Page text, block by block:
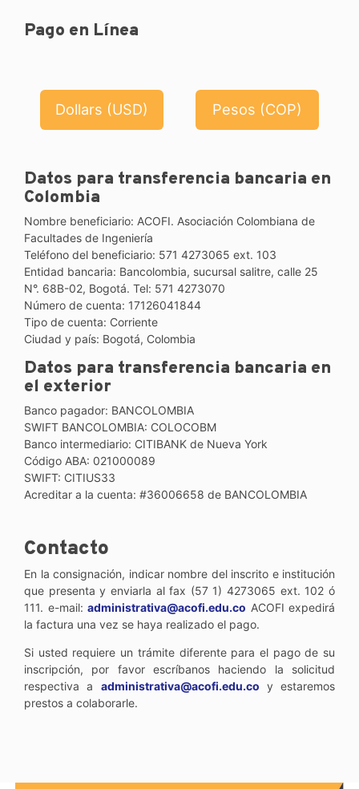
Pago en Línea
Dollars (USD) Pesos (COP)
Datos para transferencia bancaria en
Colombia
Nombre beneficiario: ACOFI. Asociación Colombiana de
Facultades de Ingeniería
Teléfono del beneficiario: 571 4273065 ext. 103
Entidad bancaria: Bancolombia, sucursal salitre, calle 25
N°. 68B-02, Bogotá. Tel: 571 4273070
Número de cuenta: 17126041844
Tipo de cuenta: Corriente
Ciudad y país: Bogotá, Colombia
Datos para transferencia bancaria en
el exterior
Banco pagador: BANCOLOMBIA
SWIFT BANCOLOMBIA: COLOCOBM
Banco intermediario: CITIBANK de Nueva York
Código ABA: 021000089
SWIFT: CITIUS33
Acreditar a la cuenta: #36006658 de BANCOLOMBIA
Contacto
En la consignación, indicar nombre del inscrito e institución
que presenta y enviarla al fax (57 1) 4273065 ext. 102 ó
111. e-mail: administrativa@acofi.edu.co ACOFI expedirá
la factura una vez se haya realizado el pago.
Si usted requiere un trámite diferente para el pago de su
inscripción, por favor escríbanos haciendo la solicitud
respectiva a administrativa@acofi.edu.co y estaremos
prestos a colaborarle.